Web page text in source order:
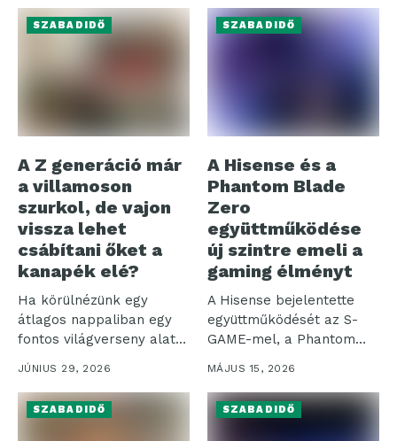
SZABADIDŐ
A Z generáció már
a villamoson
szurkol, de vajon
vissza lehet
csábítani őket a
kanapék elé?
Ha körülnézünk egy
átlagos nappaliban egy
fontos világverseny alatt,
a kép egyszerre...
JÚNIUS 29, 2026
SZABADIDŐ
A Hisense és a
Phantom Blade
Zero
együttműködése
új szintre emeli a
gaming élményt
A Hisense bejelentette
együttműködését az S-
GAME-mel, a Phantom
Blade Zero fejlesztőjével,
amelynek...
MÁJUS 15, 2026
SZABADIDŐ SZABADIDŐ